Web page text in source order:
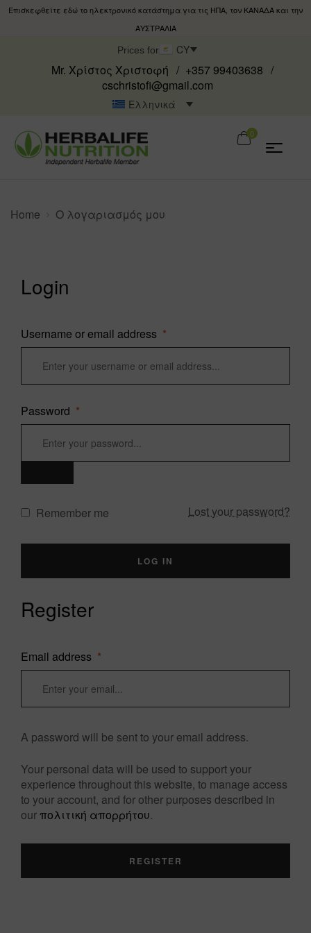
Επισκεφθείτε εδώ το ηλεκτρονικό κατάστημα για τις ΗΠΑ, τον ΚΑΝΑΔΑ και την
ΑΥΣΤΡΑΛΙΑ
Prices for
CY
Mr. Χρίστος Χριστοφή
+357 99403638
cschristofi@gmail.com
Ελληνικά
0
Home Ο λογαριασμός μου
Login
Username or email address *
Password *
Remember me Lost your password?
LOG IN
Register
Email address *
A password will be sent to your email address.
Your personal data will be used to support your
experience throughout this website, to manage access
to your account, and for other purposes described in
ourπολιτική απορρήτου.
REGISTER